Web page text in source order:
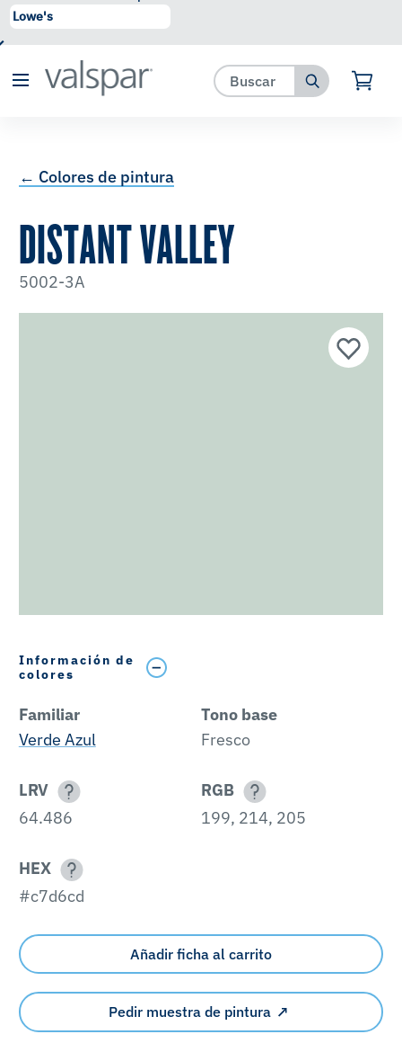
se ha agregado a favoritos.
← Colores de pintura
DISTANT VALLEY
5002-3A
Información de
colores
Familiar
Verde Azul
Tono base
Fresco
LRV
64.486
RGB
199, 214, 205
HEX
#c7d6cd
Añadir ficha al carrito
Pedir muestra de pintura